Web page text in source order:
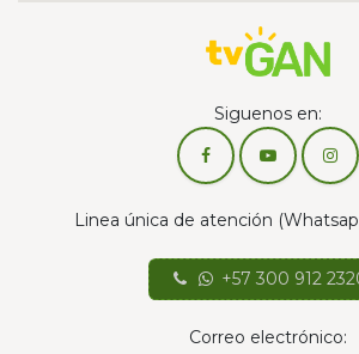
Siguenos en:
Linea única de atención
+57 300 912
Correo electrónico: